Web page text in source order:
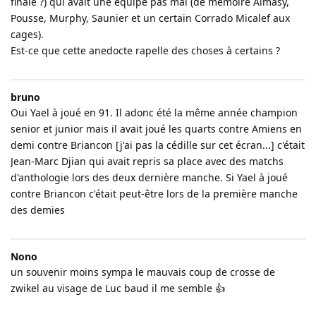
Pousse, Murphy, Saunier et un certain Corrado Micalef aux
cages).
Est-ce que cette anedocte rapelle des choses à certains ?
bruno
Oui Yael à joué en 91. Il adonc été la même année champion
senior et junior mais il avait joué les quarts contre Amiens en
demi contre Briancon [j'ai pas la cédille sur cet écran...] c'était
Jean-Marc Djian qui avait repris sa place avec des matchs
d'anthologie lors des deux dernière manche. Si Yael à joué
contre Briancon c'était peut-être lors de la première manche
des demies
Nono
un souvenir moins sympa le mauvais coup de crosse de
zwikel au visage de Luc baud il me semble 👍